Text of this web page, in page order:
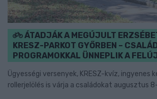
ÁTADJÁK A MEGÚJULT
KRESZ-PARKOT GYŐRBEN –
PROGRAMOKKAL ÜNNEPLIK A
Ügyességi versenyek, KRESZ-kvíz, ingyenes
rollerjelölés is várja a családokat augusztus